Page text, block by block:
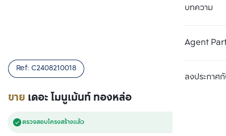
บทความ
Agent
ลงประกาศกั
ขาย เดอะ โมนูเม้นท์ ทองหล่อ
Ref: C2408210018
ตรวจสอบโครงสร้างแล้ว
เปรียบเทียบ